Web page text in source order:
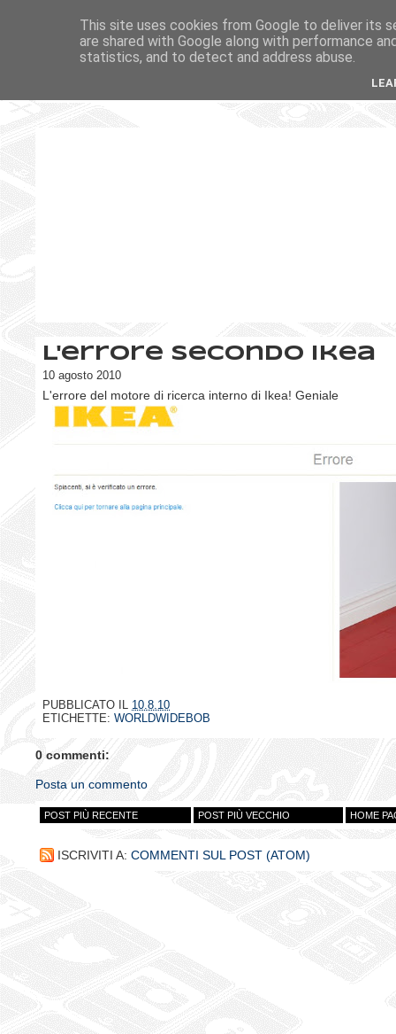
L'errore secondo Ikea
10 agosto 2010
L'errore del motore di ricerca interno di Ikea! Geniale
PUBBLICATO IL 10.8.10
ETICHETTE: WORLDWIDEBOB
0 commenti:
Posta un commento
POST PIÙ RECENTE POST PIÙ VECCHIO HOME
ISCRIVITI A: COMMENTI SUL POST (ATOM)
This site uses cookies from Google to deliver its
are shared with Google along with performance
statistics, and to detect and address abuse.